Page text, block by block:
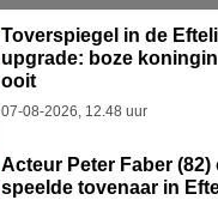
Toverspiegel in de
upgrade: boze
ooit
07-08-2026, 12.48 uur
Acteur Peter Faber (82)
speelde tovenaar in